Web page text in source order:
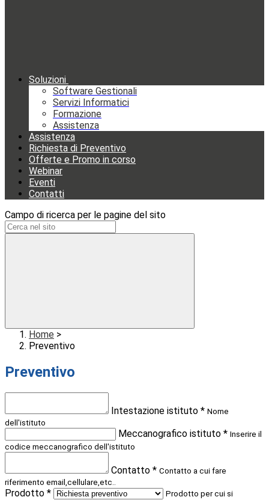
Soluzioni
Software Gestionali
Servizi Informatici
Formazione
Assistenza
Assistenza
Richiesta di Preventivo
Offerte e Promo in corso
Webinar
Eventi
Contatti
Campo di ricerca per le pagine del sito
Home >
Preventivo
Preventivo
Intestazione istituto * Nome
dell'istituto
Meccanografico istituto * Inserire il
codice meccanografico dell'istituto
Contatto * Contatto a cui fare
riferimento email,cellulare,etc..
Prodotto *
Prodotto per cui si